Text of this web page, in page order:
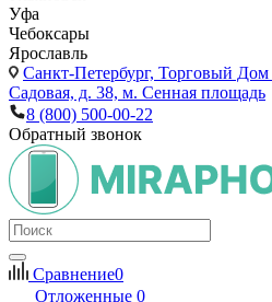
Уфа
Чебоксары
Ярославль
Санкт-Петербург, Торговый Дом
Садовая, д. 38, м. Сенная площадь
8 (800) 500-00-22
Обратный звонок
Сравнение0
Отложенные 0